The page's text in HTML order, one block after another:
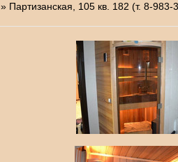
» Партизанская, 105 кв. 182 (т. 8-983-